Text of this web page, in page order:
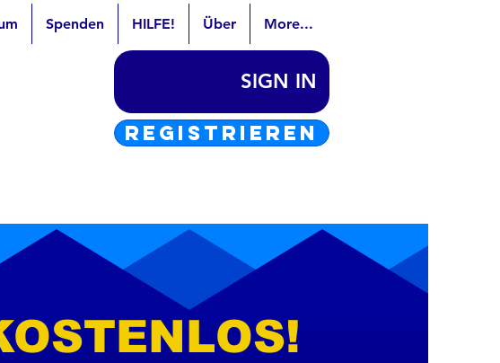
Spenden HILFE! Über More...
SIGN IN
REGISTRIEREN